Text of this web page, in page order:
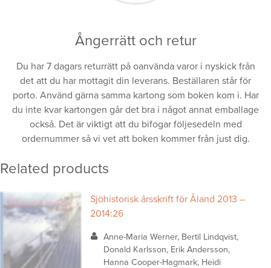
Ångerrätt och retur
Du har 7 dagars returrätt på oanvända varor i nyskick från
det att du har mottagit din leverans. Beställaren står för
porto. Använd gärna samma kartong som boken kom i. Har
du inte kvar kartongen går det bra i något annat emballage
också. Det är viktigt att du bifogar följesedeln med
ordernummer så vi vet att boken kommer från just dig.
Related products
Sjöhistorisk årsskrift för Åland 2013 –
2014:26
Anne-Maria Werner, Bertil Lindqvist,
Donald Karlsson, Erik Andersson,
Hanna Cooper-Hagmark, Heidi